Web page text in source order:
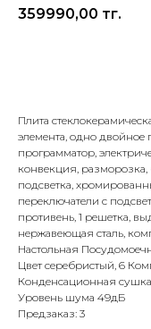
359990,00 тг.
Плита
элемента, одно двойное
программатор,
конвекция, разморозка,
подсветка,
переключатели с
противень, 1 решетка,
нержавеющая сталь,
Настольная
Цвет серебристый, 6
Конденсационная
Уровень шума 49дБ
Предзаказ: 3